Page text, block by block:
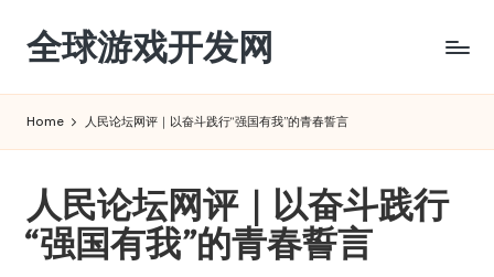
Skip
content
全球游戏开发网
Home 人民论坛网评｜以奋斗践行“强国有我”的青春誓言
人民论坛网评｜以奋斗践行
“强国有我”的青春誓言